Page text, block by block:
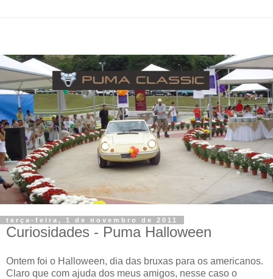
terça-feira, 1 de novembro de 2011
Curiosidades - Puma Halloween
Ontem foi o Halloween, dia das bruxas para os americanos.
Claro que com ajuda dos meus amigos, nesse caso o